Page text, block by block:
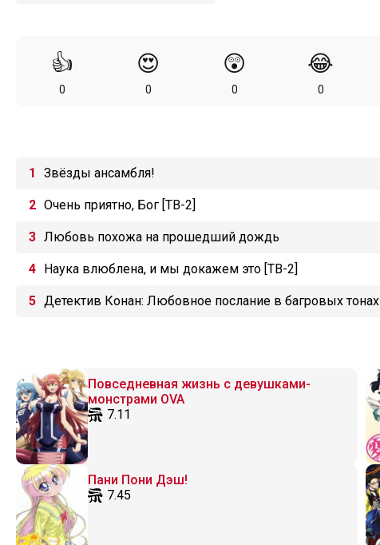
👍
0
😍
0
😲
0
😂
0
Звёзды ансамбля!
Очень приятно, Бог [ТВ-2]
Любовь похожа на прошедший дождь
Наука влюблена, и мы докажем это [ТВ-2]
Детектив Конан: Любовное послание в багровых тонах
Повседневная жизнь с девушками-
монстрами OVA
7.11
Пани Пони Дэш!
7.45